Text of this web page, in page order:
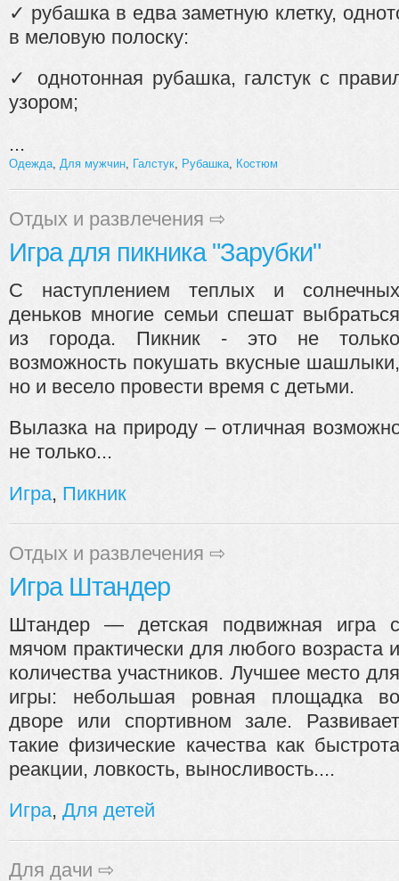
✓ рубашка в едва заметную клетку,
в меловую полоску:
✓ однотонная рубашка, галстук с
узором;
...
Одежда Для мужчин Галстук Рубашка Костюм
Отдых и развлечения ⇨
Игра для пикника "Зарубки"
С наступлением теплых и солнечных
деньков многие семьи спешат выбраться
из города. Пикник - это не только
возможность покушать вкусные шашлыки,
но и весело провести время с детьми.
Вылазка на природу – отличная
не только...
Игра, Пикник
Отдых и развлечения ⇨
Игра Штандер
Штандер — детская подвижная игра с
мячом практически для любого возраста и
количества участников. Лучшее место для
игры: небольшая ровная площадка во
дворе или спортивном зале. Развивает
такие физические качества как быстрота
реакции, ловкость, выносливость....
Игра, Для детей
Для дачи ⇨